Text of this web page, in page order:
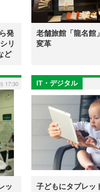
発
リ
ど
老舗旅館「龍名館
変革
17:30
ッ
IT・デジタル
子どもにタブレッ